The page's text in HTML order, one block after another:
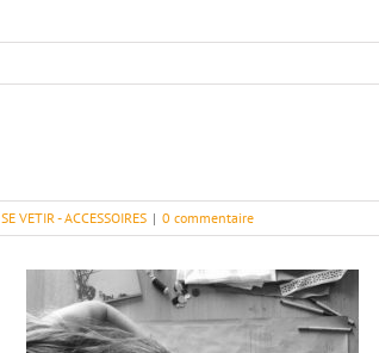
,SE VETIR - ACCESSOIRES | 0 commentaire